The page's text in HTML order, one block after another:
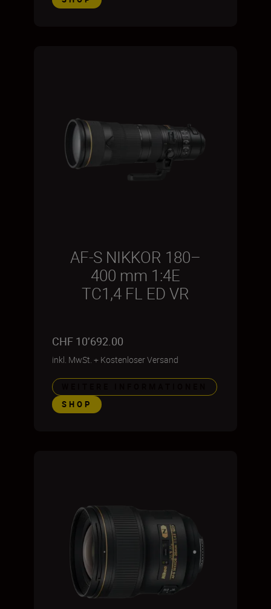
AF-S NIKKOR 180–
400 mm 1:4E
TC1,4 FL ED VR
CHF 10’692.00
inkl. MwSt. + Kostenloser Versand
SHOP